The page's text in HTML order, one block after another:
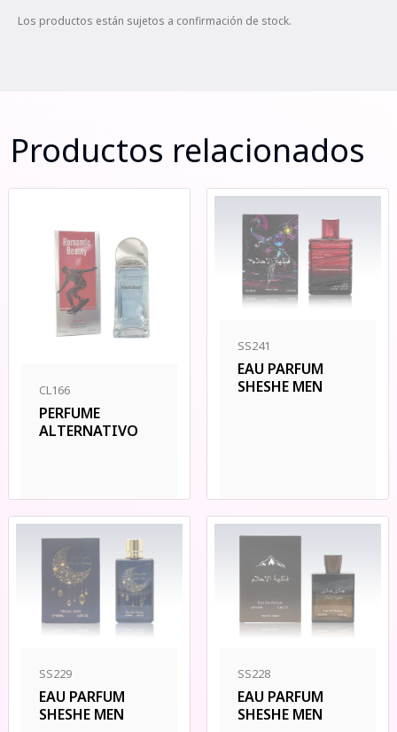
Los productos están sujetos a confirmación de stock.
Productos relacionados
CL166
PERFUME
ALTERNATIVO
SS241
EAU PARFUM
SHESHE MEN
SS229
EAU PARFUM
SHESHE MEN
SS228
EAU PARFUM
SHESHE MEN